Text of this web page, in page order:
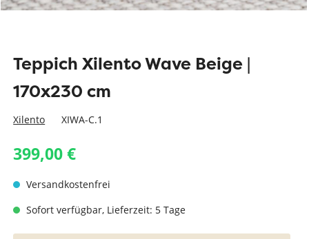
Teppich Xilento Wave Beige |
170x230 cm
Xilento XIWA-C.1
399,00 €
Versandkostenfrei
Sofort verfügbar, Lieferzeit: 5 Tage